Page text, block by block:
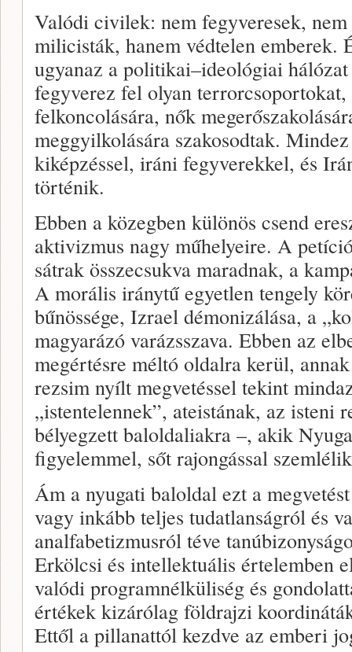
Valódi civilek: nem fegyveresek,
milicisták, hanem védtelen emberek.
ugyanaz a politikai–ideológiai
fegyverez fel olyan
felkoncolására, nők
meggyilkolására szakosodtak.
kiképzéssel, iráni fegyverekkel, és
történik.
Ebben a közegben különös csend
aktivizmus nagy műhelyeire. A
sátrak összecsukva maradnak, a
A morális iránytű egyetlen tengely
bűnössége, Izrael démonizálása, a
magyarázó varázsszava. Ebben az
megértésre méltó oldalra kerül,
rezsim nyílt megvetéssel tekint
„istentelennek”, ateistának, az isteni
bélyegzett baloldaliakra –, akik
figyelemmel, sőt rajongással
Ám a nyugati baloldal ezt a
vagy inkább teljes tudatlanságról és
analfabetizmusról téve
Erkölcsi és intellektuális értelemben
valódi programnélküliség és
értékek kizárólag földrajzi
Ettől a pillanattól kezdve az emberi